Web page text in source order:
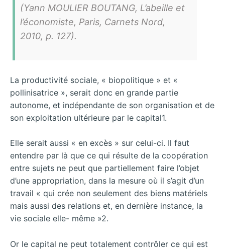
(Yann MOULIER BOUTANG, L’abeille et
l’économiste, Paris, Carnets Nord,
2010, p. 127).
La productivité sociale, « biopolitique » et «
pollinisatrice », serait donc en grande partie
autonome, et indépendante de son organisation et de
son exploitation ultérieure par le capital1.
Elle serait aussi « en excès » sur celui-ci. Il faut
entendre par là que ce qui résulte de la coopération
entre sujets ne peut que partiellement faire l’objet
d’une appropriation, dans la mesure où il s’agit d’un
travail « qui crée non seulement des biens matériels
mais aussi des relations et, en dernière instance, la
vie sociale elle- même »2.
Or le capital ne peut totalement contrôler ce qui est